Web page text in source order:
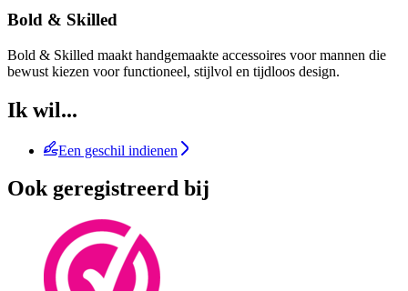
Bold & Skilled
Bold & Skilled maakt handgemaakte accessoires voor mannen die
bewust kiezen voor functioneel, stijlvol en tijdloos design.
Ik wil...
Een geschil indienen
Ook geregistreerd bij